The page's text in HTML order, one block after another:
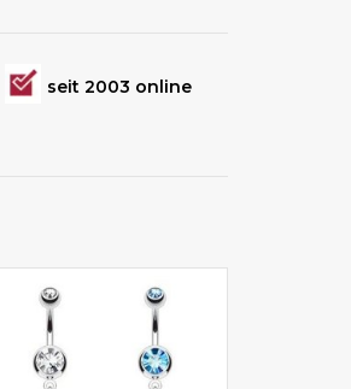
seit 2003 online
einem Ankeranhänger